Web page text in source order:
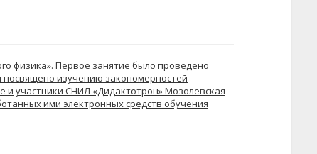
физика». Первое занятие было проведено
посвящено изучению закономерностей
участники СНИЛ «Дидактотрон» Мозолевская
ими электронных средств обучения